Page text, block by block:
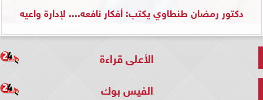
دكتور رمضان طنطاوي يكتب: أفكار نافعه.... لإدارة واعيه
الأعلى قراءة
الفيس بوك